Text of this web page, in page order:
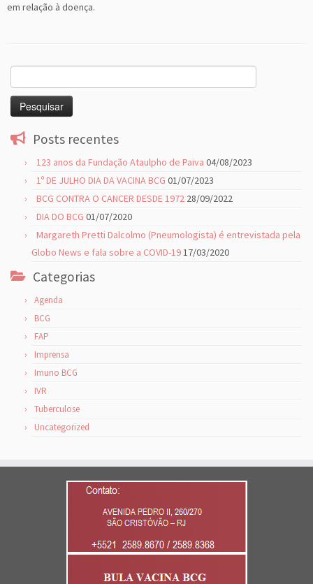
em relação à doença.
por:
Posts recentes
123 anos da Fundação Ataulpho de Paiva 04/08/2023
1º DE JULHO DIA DA VACINA BCG 01/07/2023
BCG CONTRA O CANCER DESDE 1972 28/09/2022
DIA DO BCG 01/07/2020
Margareth Pretti Dalcolmo (Pneumologista) é entrevistada pela
Globo News e fala sobre a COVID-1917/03/2020
Categorias
Agenda
BCG
FAP
Imprensa
Imuno BCG
IVR
Tuberculose
Uncategorized